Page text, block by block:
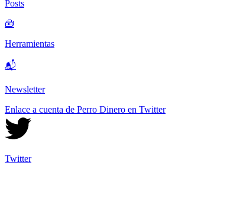
Posts
🧰
Herramientas
📬
Newsletter
Enlace a cuenta de Perro Dinero en Twitter
Twitter